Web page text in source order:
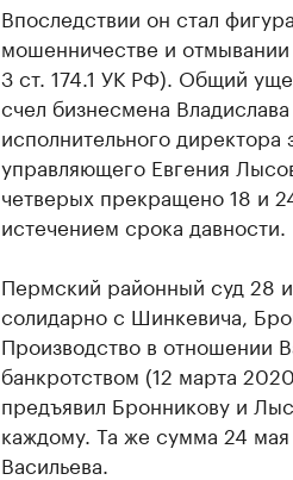
Впоследствии он стал
мошенничестве и отмывании
3 ст. 174.1 УК РФ). Общий
счел бизнесмена
исполнительного
управляющего Евгения
четверых прекращено 18 и
истечением срока давности.
Пермский районный суд 28
солидарно с Шинкевича,
Производство в отношении
банкротством (12 марта
предъявил Бронникову и
каждому. Та же сумма 24
Васильева.